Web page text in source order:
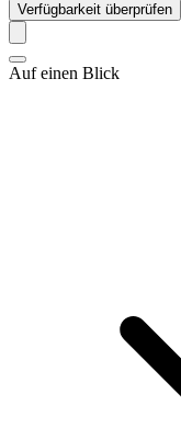
Verfügbarkeit überprüfen
Auf einen Blick